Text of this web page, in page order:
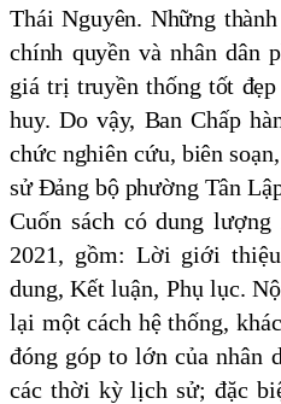
Thái Nguyên. Những
chính quyền và nhân dân
giá trị truyền thống tốt
huy. Do vậy, Ban Chấp
chức nghiên cứu, biên
sử Đảng bộ phường Tân
Cuốn sách có dung
2021, gồm: Lời giới
dung, Kết luận, Phụ lục.
lại một cách hệ thống,
đóng góp to lớn của nhân
các thời kỳ lịch sử; đặc